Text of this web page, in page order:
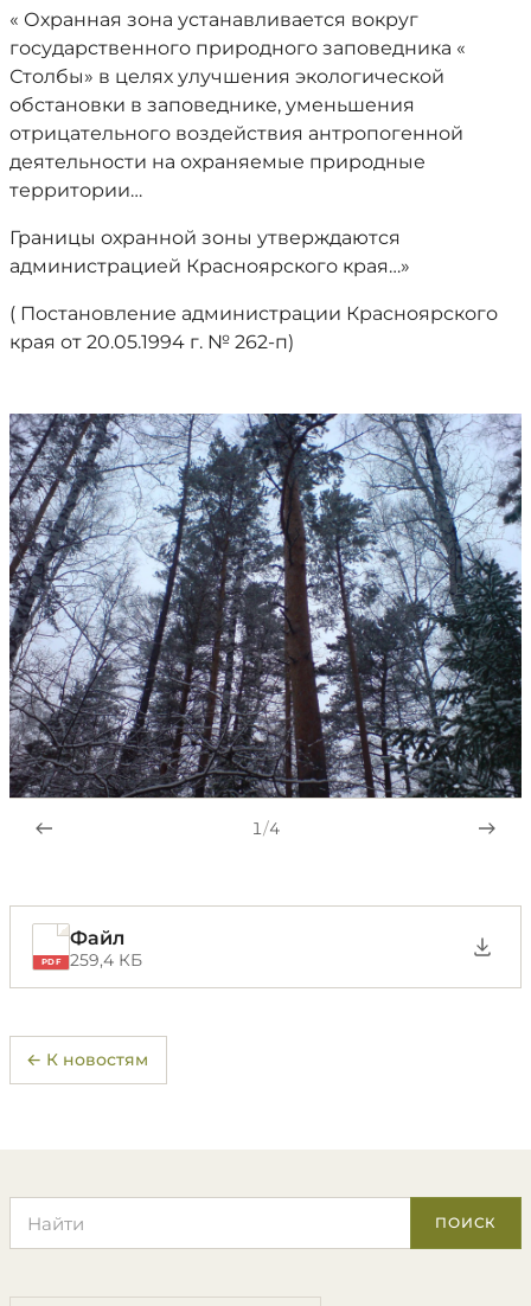
« Охранная зона устанавливается вокруг
государственного природного заповедника «
Столбы» в целях улучшения экологической
обстановки в заповеднике, уменьшения
отрицательного воздействия антропогенной
деятельности на охраняемые природные
территории…
Границы охранной зоны утверждаются
администрацией Красноярского края…»
( Постановление администрации Красноярского
края от 20.05.1994 г. № 262-п)
1/4
PDF
Файл
259,4 КБ
← К новостям
ПОИСК